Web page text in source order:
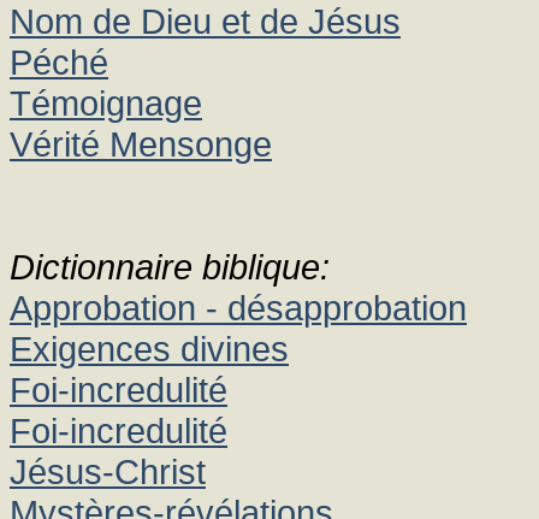
Nom de Dieu et de Jésus
Péché
Témoignage
Vérité Mensonge
Dictionnaire biblique:
Approbation - désapprobation
Exigences divines
Foi-incredulité
Foi-incredulité
Jésus-Christ